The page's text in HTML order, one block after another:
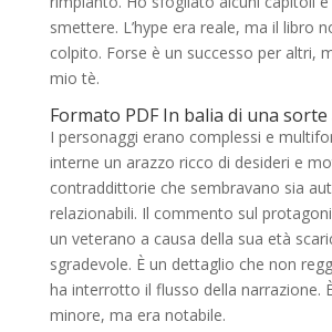
smettere. L’hype era reale, ma il libro
colpito. Forse è un successo per altri,
mio tè.
Formato PDF In balia di una sorte
I personaggi erano complessi e
interne un arazzo ricco di desideri e
contraddittorie che sembravano sia
relazionabili. Il commento sul
un veterano a causa della sua età
sgradevole. È un dettaglio che non
ha interrotto il flusso della narrazione.
minore, ma era notabile.